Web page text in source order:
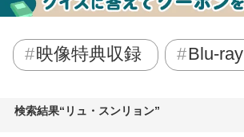
映像特典収録 Blu-ray
検索結果 リュ・スンリョン